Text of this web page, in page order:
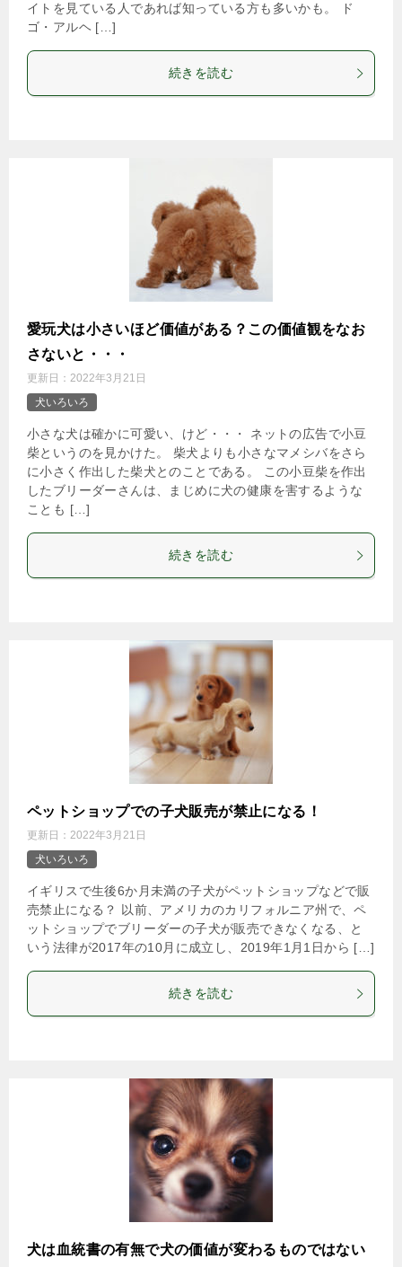
イトを見ている人であれば知っている方も多いかも。 ド
ゴ・アルヘ […]
続きを読む
愛玩犬は小さいほど価値がある？この価値観をなお
さないと・・・
更新日： 2022年3月21日
犬いろいろ
小さな犬は確かに可愛い、けど・・・ ネットの広告で小豆
柴というのを見かけた。 柴犬よりも小さなマメシバをさら
に小さく作出した柴犬とのことである。 この小豆柴を作出
したブリーダーさんは、まじめに犬の健康を害するような
ことも […]
続きを読む
ペットショップでの子犬販売が禁止になる！
更新日： 2022年3月21日
犬いろいろ
イギリスで生後6か月未満の子犬がペットショップなどで販
売禁止になる？ 以前、アメリカのカリフォルニア州で、ペ
ットショップでブリーダーの子犬が販売できなくなる、と
いう法律が2017年の10月に成立し、2019年1月1日から […]
続きを読む
犬は血統書の有無で犬の価値が変わるものではない